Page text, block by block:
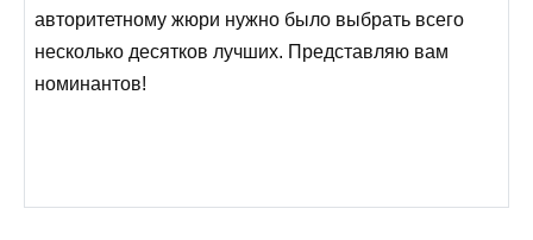
авторитетному жюри нужно было выбрать всего
несколько десятков лучших. Представляю вам
номинантов!